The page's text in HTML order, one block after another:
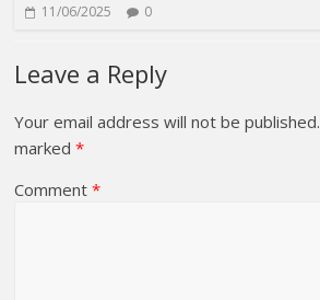
11/06/2025 0
Leave a Reply
Your email address will not be published.
marked*
Comment*